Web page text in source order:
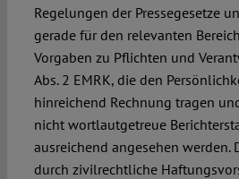
Regelungen der Pressegesetze
gerade für den relevanten
Vorgaben zu Pflichten und
Abs. 2 EMRK, die den
hinreichend Rechnung tragen
nicht wortlautgetreue
ausreichend angesehen werden.
durch zivilrechtliche